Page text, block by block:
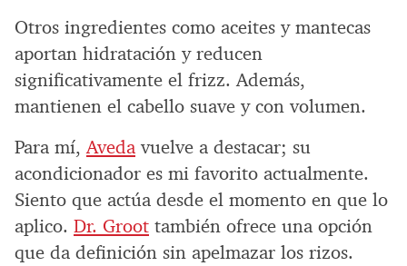
Otros ingredientes como aceites y mantecas
aportan hidratación y reducen
significativamente el frizz. Además,
mantienen el cabello suave y con volumen.
Para mí,Aveda vuelve a destacar; su
acondicionador es mi favorito actualmente.
Siento que actúa desde el momento en que lo
aplico. Dr. Groot también ofrece una opción
que da definición sin apelmazar los rizos.